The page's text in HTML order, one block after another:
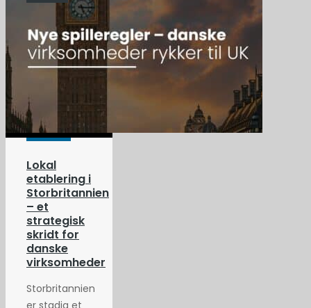
Lokal
etablering i
Storbritannien
– et
strategisk
skridt for
danske
virksomheder
Storbritannien